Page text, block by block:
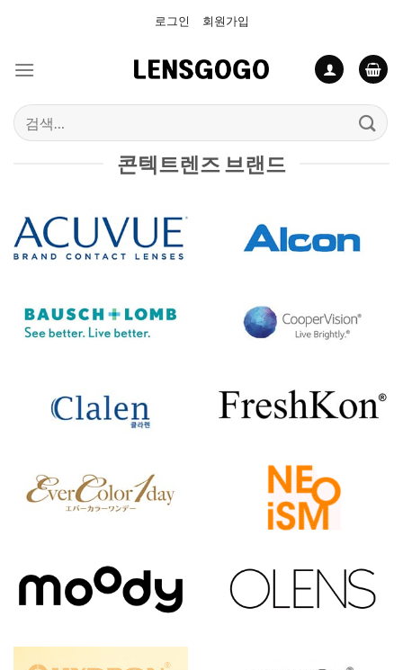
로그인 회원가입
검
색:
콘텍트렌즈 브랜드